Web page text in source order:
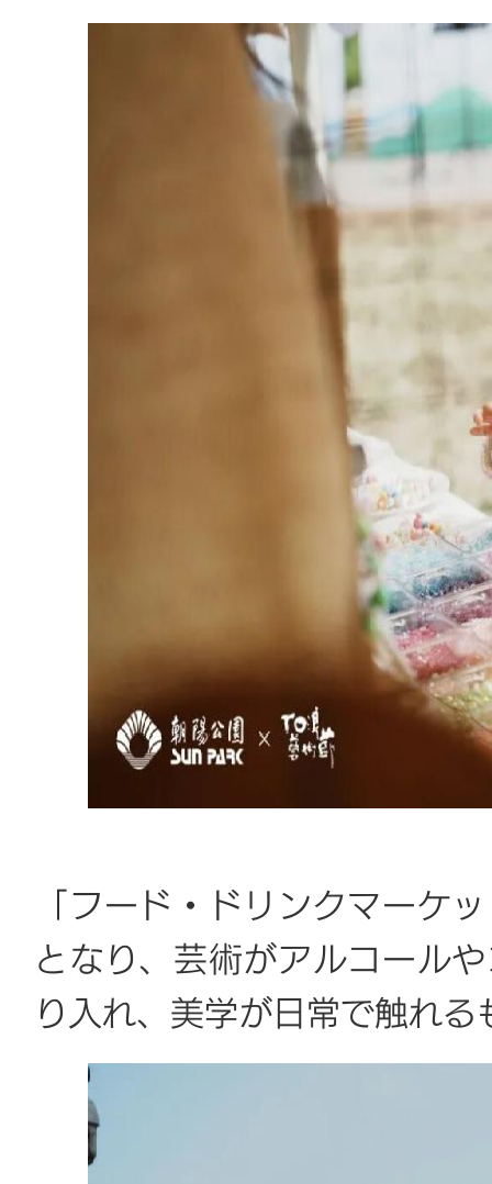
「フード・ドリンクマーケ
となり、芸術がアルコール
り入れ、美学が日常で触れ